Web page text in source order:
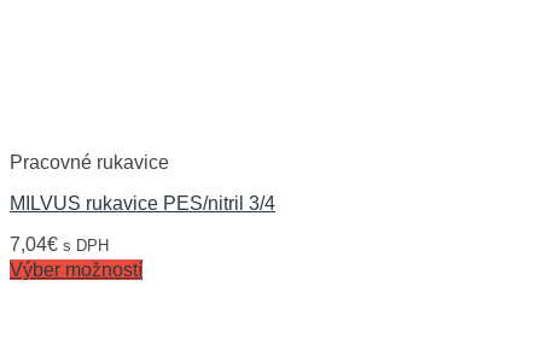
Pracovné rukavice
MILVUS rukavice PES/nitril 3/4
7,04€ s DPH
Výber možností